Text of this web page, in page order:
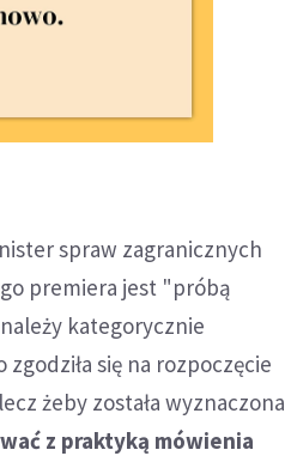
spraw zagranicznych
premiera jest "próbą
kategorycznie
się na rozpoczęcie
żeby została wyznaczona
z praktyką mówienia